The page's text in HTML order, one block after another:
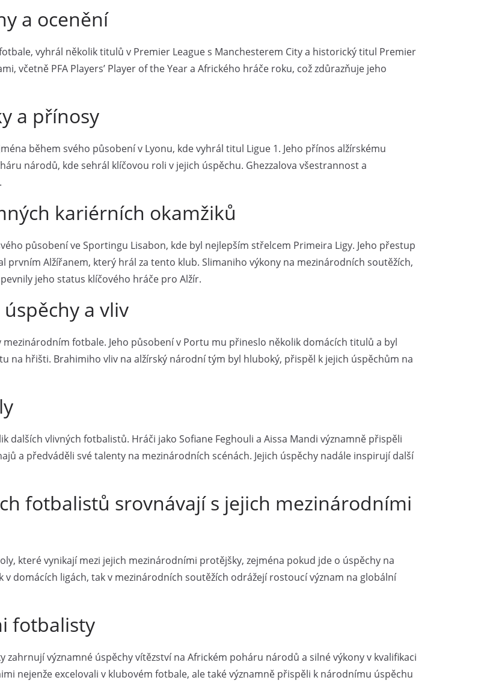
a ocenění
vyhrál několik titulů v Premier League s Manchesterem City a historický titul Premier
včetně PFA Players’ Player of the Year a Afrického hráče roku, což zdůrazňuje jeho
a přínosy
během svého působení v Lyonu, kde vyhrál titul Ligue 1. Jeho přínos alžírskému
národů, kde sehrál klíčovou roli v jejich úspěchu. Ghezzalova všestrannost a
kariérních okamžiků
působení ve Sportingu Lisabon, kde byl nejlepším střelcem Primeira Ligy. Jeho přestup
prvním Alžířanem, který hrál za tento klub. Slimaniho výkony na mezinárodních soutěžích,
jeho status klíčového hráče pro Alžír.
a vliv
fotbale. Jeho působení v Portu mu přineslo několik domácích titulů a byl
na hřišti. Brahimiho vliv na alžírský národní tým byl hluboký, přispěl k jejich úspěchům na
dalších vlivných fotbalistů. Hráči jako Sofiane Feghouli a Aissa Mandi významně přispěli
a předváděli své talenty na mezinárodních scénách. Jejich úspěchy nadále inspirují další
fotbalistů srovnávají s jejich mezinárodními
které vynikají mezi jejich mezinárodními protějšky, zejména pokud jde o úspěchy na
v domácích ligách, tak v mezinárodních soutěžích odrážejí rostoucí význam na globální
fotbalisty
významné úspěchy vítězství na Africkém poháru národů a silné výkony v kvalifikaci
nejenže excelovali v klubovém fotbale, ale také významně přispěli k národnímu úspěchu